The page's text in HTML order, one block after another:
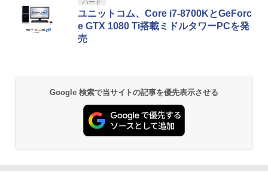
スプラトゥーン レイダース|オンライン
コード版
スプラトゥーン レイダース -Switch2
PlayStation 5 デジタル・エディション
日本語専用 Console Language: Japan
ese only (CFI-2200B01)
Beast of Reincarnation -PS5 【特典】
プロダクトコード 封入
￥7,286
【純正品】Xbox ワイヤレス コントロー
ラー + USB-C® ケーブル
2
【純正品】Xbox ワイヤレス コントロー
ラー (ロボット ホワイト)
￥7,681
【純正品】Xbox ワイヤレス コントロー
劇場版「鬼滅の刃」無限城編 第一章 猗
窩座再来 通常版 [Blu-ray]
劇場版「鬼滅の刃」無限城編 第一章 猗
窩座再来 通常版 [DVD]
￥3,523
ハード
ユニットコム、Core i7-8700KとGeForc
e GTX 1080 Ti搭載ミドルタワーPCを発
売
Google 検索で当サイトの記事を優先表示させる